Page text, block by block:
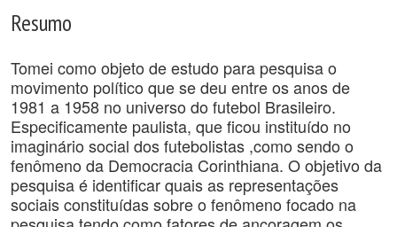
Resumo
Tomei como objeto de estudo para pesquisa o
movimento político que se deu entre os anos de
1981 a 1958 no universo do futebol Brasileiro.
Especificamente paulista, que ficou instituído no
imaginário social dos futebolistas ,como sendo o
fenômeno da Democracia Corinthiana. O objetivo da
pesquisa é identificar quais as representações
sociais constituídas sobre o fenômeno focado na